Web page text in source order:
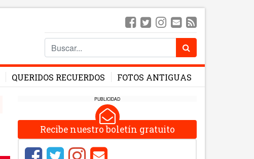
QUERIDOS RECUERDOS FOTOS ANTIGUAS
PUBLICIDAD
Recibe nuestro boletín gratuito